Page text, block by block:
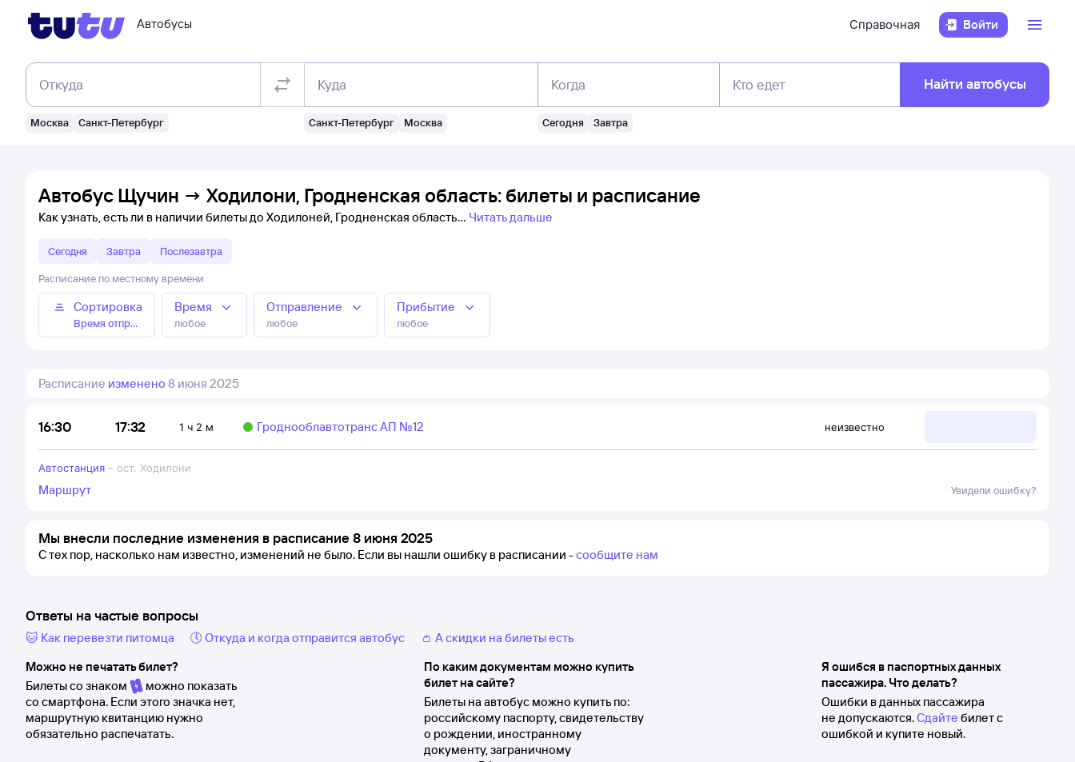
Автобусы Справочная Войти
Откуда
Москва Санкт-Петербург
Куда
Санкт-Петербург Москва
Когда
Сегодня Завтра
Кто едет Найти автобусы
Автобус Щучин → Ходилони, Гродненская область: билеты и расписание
Как узнать, есть ли в наличии билеты до Ходилоней, Гродненская область Читать дальше
Сегодня Завтра Послезавтра
Расписание по местному времени
Сортировка
Время отправления
Время
любое
Отправление
любое
Прибытие
любое
Расписание изменено 8 июня 2025
16:30 17:32 1 ч 2 м Гроднооблавтотранс АП №12 неизвестно
Автостанция – ост. Ходилони
Маршрут Увидели ошибку?
Мы внесли последние изменения в расписание 8 июня 2025
С тех пор, насколько нам известно, изменений не было. Если вы нашли ошибку в расписании -сообщите нам
Ответы на частые вопросы
🐱 Как перевезти питомца 🕔 Откуда и когда отправится автобус
👛 А скидки на билеты есть
Можно не печатать билет?
Билеты со знаком
можно показать
со смартфона. Если этого значка нет,
маршрутную квитанцию нужно
обязательно распечатать.
По каким документам можно купить
билет на сайте?
Билеты на автобус можно купить по:
российскому паспорту, свидетельству
о рождении, иностранному
документу, заграничному
Я ошибся в паспортных данных
пассажира. Что делать?
Ошибки в данных пассажира
не допускаются.Сдайте билет с
ошибкой и купите новый.